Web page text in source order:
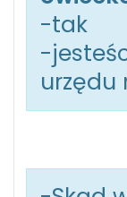
-tak
-
urzędu